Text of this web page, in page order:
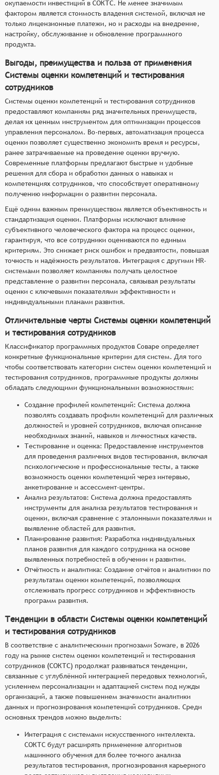
окупаемости инвестиций в СОКТС. Не менее значимым
фактором является стоимость владения системой, включая не
только лицензионные платежи, но и расходы на внедрение,
настройку, обслуживание и обновление программного
продукта.
Выгоды, преимущества и польза от применения
Системы оценки компетенций и тестирования
сотрудников
Системы оценки компетенций и тестирования сотрудников
предоставляют компаниям ряд значительных преимуществ,
делая их ценным инструментом для оптимизации процессов
управления персоналом. Во-первых, автоматизация процесса
оценки позволяет существенно экономить время и ресурсы,
ранее затрачиваемые на проведение оценки вручную.
Современные платформы предлагают быстрые и удобные
решения для сбора и обработки данных о навыках и
компетенциях сотрудников, что способствует оперативному
получению информации о развитии персонала.
Ещё одним важным преимуществом является объективность и
стандартизация оценки. Платформы исключают влияние
субъективного человеческого фактора на процесс оценки,
гарантируя, что все сотрудники оцениваются по единым
критериям. Это снижает риск ошибок и предвзятости, повышая
точность и надёжность результатов. Интеграция с другими HR-
системами позволяет компаниям получать целостное
представление о развитии персонала, связывая результаты
оценки с ключевыми показателями эффективности и
индивидуальными планами развития.
Отличительные черты Системы оценки компетенций
и тестирования сотрудников
Классификатор программных продуктов Соваре определяет
конкретные функциональные критерии для систем. Для того
чтобы соответствовать категории систем оценки компетенций и
тестирования сотрудников, программные продукты должны
обладать следующими функциональными возможностями:
Создание профилей компетенций: Система должна
позволять создавать профили компетенций для различных
должностей и уровней сотрудников, включая описание
необходимых знаний, навыков и личностных качеств.
Тестирование и оценка: Предоставление инструментов
для проведения различных видов тестирования, включая
психологические и профессиональные тесты, а также
возможность оценки компетенций через интервью,
анкетирование и ассессмент-центры.
Анализ результатов: Система должна предоставлять
инструменты для анализа результатов тестирования и
оценки, включая сравнение с эталонными показателями и
выявление областей для развития.
Планирование развития: Разработка индивидуальных
планов развития для каждого сотрудника на основе
выявленных потребностей в обучении и развитии.
Отчётность и аналитика: Создание отчётов и аналитики по
результатам оценки компетенций, позволяющих
отслеживать прогресс сотрудников и эффективность
программ развития.
Тенденции в области Системы оценки компетенций
и тестирования сотрудников
В соответствие с аналитическими прогнозами Soware, в 2026
году на рынке систем оценки компетенций и тестирования
сотрудников (СОКТС) продолжат развиваться тенденции,
связанные с углублённой интеграцией передовых технологий,
усилением персонализации и адаптацией систем под нужды
организаций, а также повышением значимости аналитики
данных и прогнозирования компетенций сотрудников. Среди
основных трендов можно выделить:
Интеграция с системами искусственного интеллекта.
СОКТС будут расширять применение алгоритмов
машинного обучения для более точного анализа
результатов тестирования, прогнозирования карьерного